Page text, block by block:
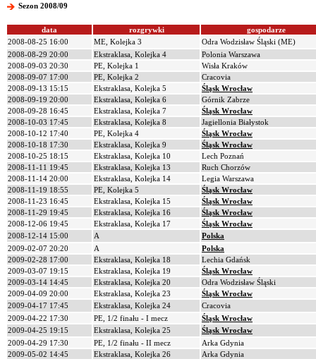
Sezon 2008/09
data rozgrywki
gospodarze
2008-08-25 16:00
ME, Kolejka 3
Odra Wodzisław Śląski (ME)
2008-08-29 20:00
Ekstraklasa, Kolejka 4
Polonia Warszawa
2008-09-03 20:30
PE, Kolejka 1
Wisła Kraków
2008-09-07 17:00
PE, Kolejka 2
Cracovia
2008-09-13 15:15
Ekstraklasa, Kolejka 5
Śląsk Wrocław
2008-09-19 20:00
Ekstraklasa, Kolejka 6
Górnik Zabrze
2008-09-28 16:45
Ekstraklasa, Kolejka 7
Śląsk Wrocław
2008-10-03 17:45
Ekstraklasa, Kolejka 8
Jagiellonia Białystok
2008-10-12 17:40
PE, Kolejka 4
Śląsk Wrocław
2008-10-18 17:30
Ekstraklasa, Kolejka 9
Śląsk Wrocław
2008-10-25 18:15
Ekstraklasa, Kolejka 10
Lech Poznań
2008-11-11 19:45
Ekstraklasa, Kolejka 13
Ruch Chorzów
2008-11-14 20:00
Ekstraklasa, Kolejka 14
Legia Warszawa
2008-11-19 18:55
PE, Kolejka 5
Śląsk Wrocław
2008-11-23 16:45
Ekstraklasa, Kolejka 15
Śląsk Wrocław
2008-11-29 19:45
Ekstraklasa, Kolejka 16
Śląsk Wrocław
2008-12-06 19:45
Ekstraklasa, Kolejka 17
Śląsk Wrocław
2008-12-14 15:00
A
Polska
2009-02-07 20:20
A
Polska
2009-02-28 17:00
Ekstraklasa, Kolejka 18
Lechia Gdańsk
2009-03-07 19:15
Ekstraklasa, Kolejka 19
Śląsk Wrocław
2009-03-14 14:45
Ekstraklasa, Kolejka 20
Odra Wodzisław Śląski
2009-04-09 20:00
Ekstraklasa, Kolejka 23
Śląsk Wrocław
2009-04-17 17:45
Ekstraklasa, Kolejka 24
Cracovia
2009-04-22 17:30
PE, 1/2 finału - I mecz
Śląsk Wrocław
2009-04-25 19:15
Ekstraklasa, Kolejka 25
Śląsk Wrocław
2009-04-29 17:30
PE, 1/2 finału - II mecz
Arka Gdynia
2009-05-02 14:45
Ekstraklasa, Kolejka 26
Arka Gdynia